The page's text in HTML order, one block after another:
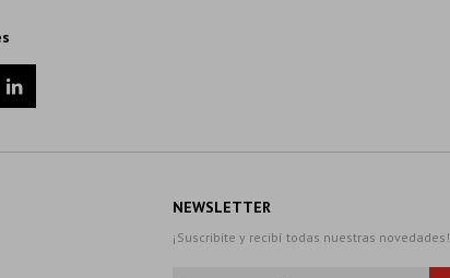

NEWSLETTER
¡Suscribite y recibí todas nuestras novedades!